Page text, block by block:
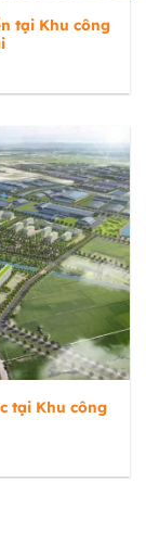
tại Khu công
tại Khu công